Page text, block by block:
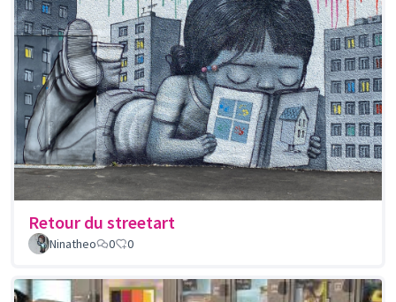
Retour du streetart
Ninatheo 0 0